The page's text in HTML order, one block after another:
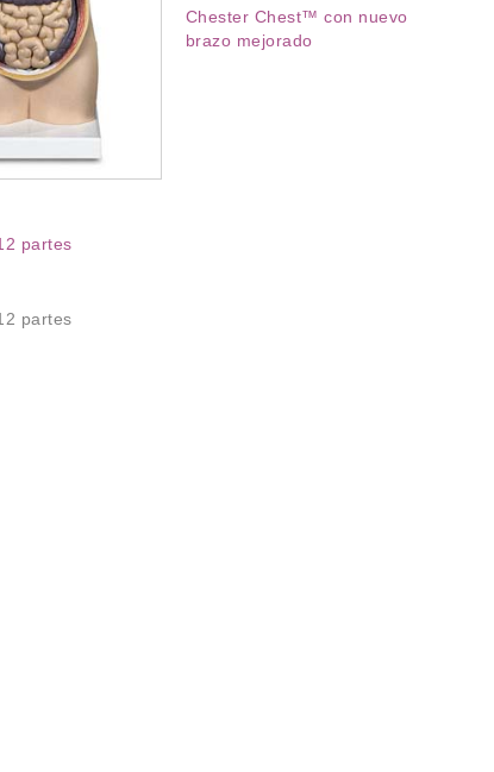
partes
partes
Chester Chest™ con nuevo
brazo mejorado